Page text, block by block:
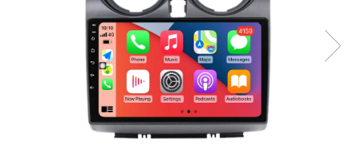
Navigatii Fiat
Navigatii Nissan
Navigatii Citroen
Navigatii Suzuki
Navigatii Mitsubishi
Navigatii Volvo